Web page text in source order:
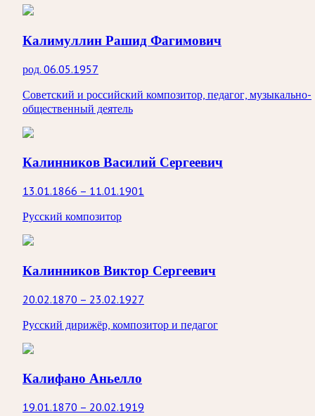
Калимуллин Рашид Фагимович
род. 06.05.1957
Советский и российский композитор, педагог, музыкально-
общественный деятель
Калинников Василий Сергеевич
13.01.1866 – 11.01.1901
Русский композитор
Калинников Виктор Сергеевич
20.02.1870 – 23.02.1927
Русский дирижёр, композитор и педагог
Калифано Аньелло
19.01.1870 – 20.02.1919